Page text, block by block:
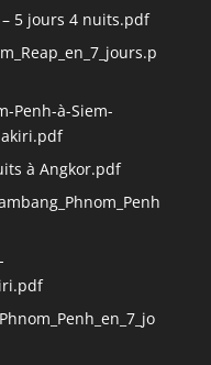
– 5 jours 4 nuits.pdf
Penh-à-Siem-
à Angkor.pdf